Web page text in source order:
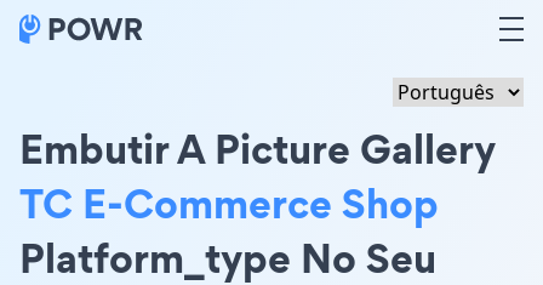
Embutir A Picture Gallery
TC E-Commerce Shop
Platform_type No Seu